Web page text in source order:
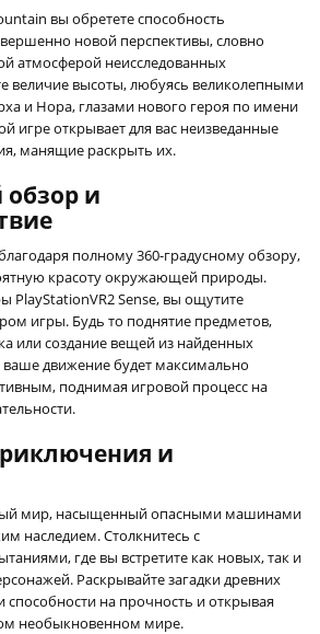
вы обретете способность
новой перспективы, словно
атмосферой неисследованных
величие высоты, любуясь великолепными
и Нора, глазами нового героя по имени
игре открывает для вас неизведанные
манящие раскрыть их.
и
полному 360-градусному обзору,
красоту окружающей природы.
PlayStationVR2 Sense, вы ощутите
игры. Будь то поднятие предметов,
или создание вещей из найденных
движение будет максимально
поднимая игровой процесс на
и
мир, насыщенный опасными машинами
наследием. Столкнитесь с
где вы встретите как новых, так и
Раскрывайте загадки древних
способности на прочность и открывая
необыкновенном мире.